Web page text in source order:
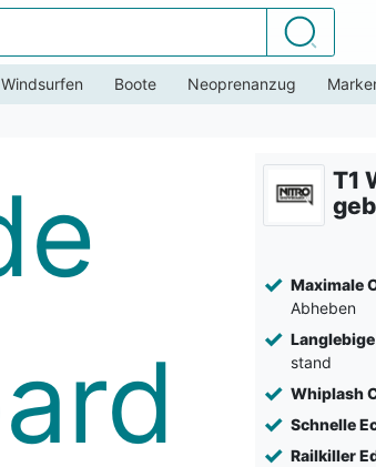
Suchen
Windsurfen Boote Neoprenanzug
T1
Maximale
Abheben
stand
Whiplash
Schnelle
Railkiller